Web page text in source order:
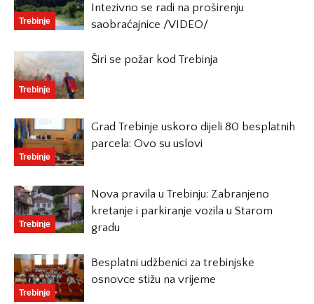
Trebinje
Intezivno se radi na proširenju
saobraćajnice /VIDEO/
Trebinje
Širi se požar kod Trebinja
Trebinje
Grad Trebinje uskoro dijeli 80 besplatnih
parcela: Ovo su uslovi
Trebinje
Nova pravila u Trebinju: Zabranjeno
kretanje i parkiranje vozila u Starom
gradu
Trebinje
Besplatni udžbenici za trebinjske
osnovce stižu na vrijeme